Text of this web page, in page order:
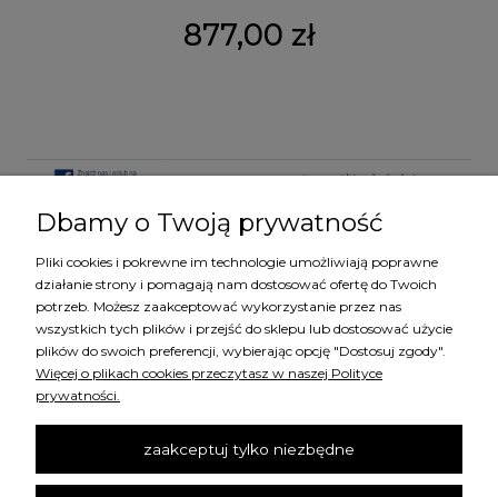
877,00 zł
KATEGORIE
MARKI
ZAKUPY
Dbamy o Twoją prywatność
Pliki cookies i pokrewne im technologie umożliwiają poprawne
działanie strony i pomagają nam dostosować ofertę do Twoich
potrzeb. Możesz zaakceptować wykorzystanie przez nas
wszystkich tych plików i przejść do sklepu lub dostosować użycie
plików do swoich preferencji, wybierając opcję "Dostosuj zgody".
Więcej o plikach cookies przeczytasz w naszej Polityce
prywatności.
zaakceptuj tylko niezbędne